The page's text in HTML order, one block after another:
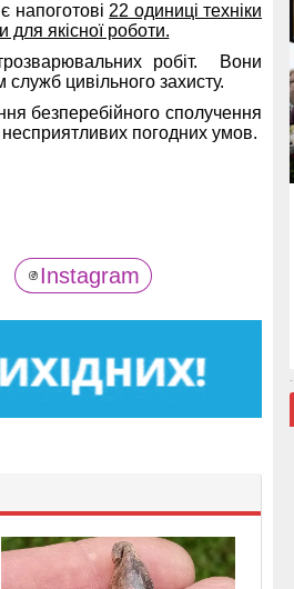
напоготові 22 одиниці техніки
для якісної роботи.
робіт. Вони
цивільного захисту.
безперебійного сполучення
погодних умов.
Instagram